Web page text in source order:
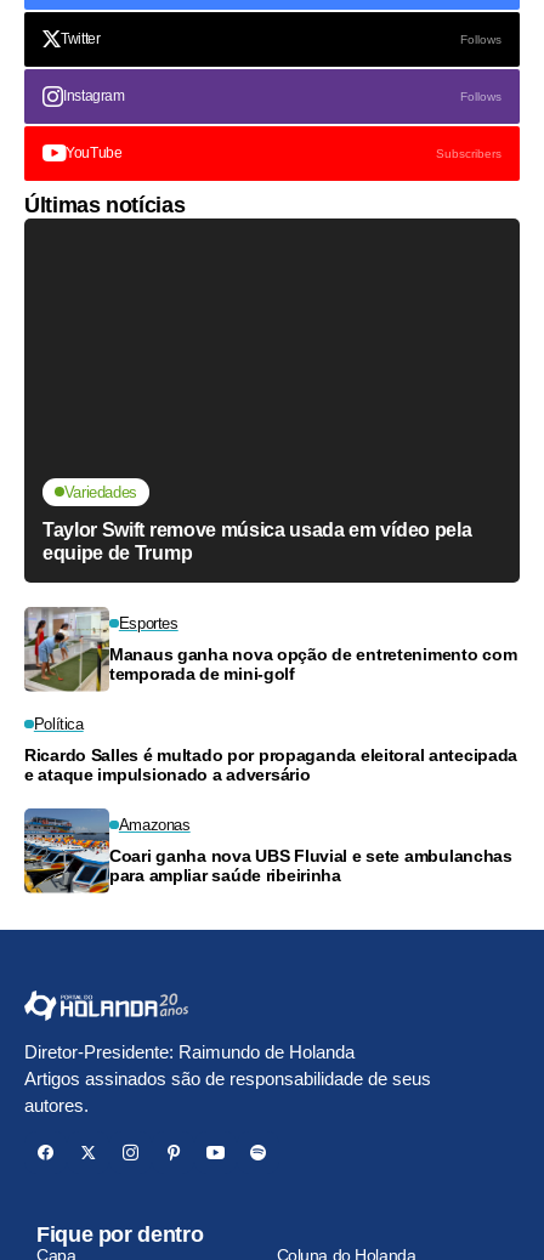
Twitter Follows
Instagram Follows
YouTube Subscribers
Últimas notícias
Variedades
Taylor Swift remove música usada em vídeo pela
equipe de Trump
Esportes
Manaus ganha nova opção de entretenimento com
temporada de mini-golf
Política
Ricardo Salles é multado por propaganda eleitoral antecipada
e ataque impulsionado a adversário
Amazonas
Coari ganha nova UBS Fluvial e sete ambulanchas
para ampliar saúde ribeirinha
Diretor-Presidente: Raimundo de Holanda
Artigos assinados são de responsabilidade de seus
autores.
Fique por dentro
Capa Coluna do Holanda